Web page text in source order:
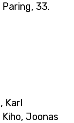
Paring, 33.
Karl
Joonas